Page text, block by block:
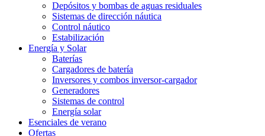
Depósitos y bombas de aguas residuales
Sistemas de dirección náutica
Control náutico
Estabilización
Energía y Solar
Baterías
Cargadores de batería
Inversores y combos inversor-cargador
Generadores
Sistemas de control
Energía solar
Esenciales de verano
Ofertas